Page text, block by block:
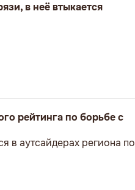
в неё втыкается
рейтинга по борьбе с
в аутсайдерах региона по